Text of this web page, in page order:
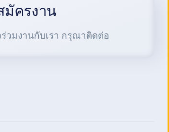
มัครงาน
วมงานกับเรา กรุณาติดต่อ